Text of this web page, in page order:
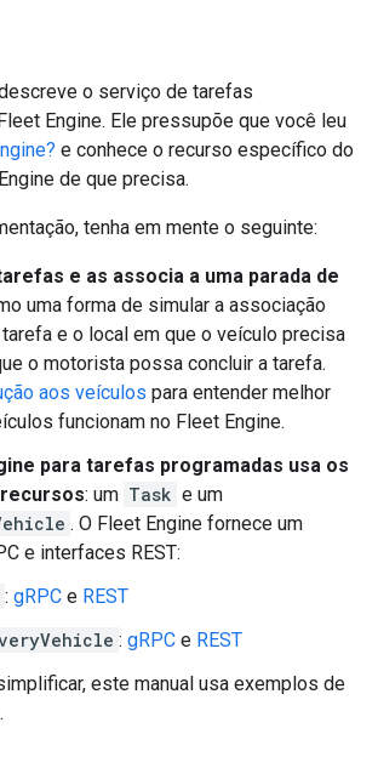
o serviço de tarefas
Engine. Ele pressupõe que você leu
e conhece o recurso específico do
de que precisa.
tenha em mente o seguinte:
e as associa a uma parada de
uma forma de simular a associação
e o local em que o veículo precisa
o motorista possa concluir a tarefa.
aos veículos para entender melhor
funcionam no Fleet Engine.
para tarefas programadas usa os
: um Task e um
. O Fleet Engine fornece um
e interfaces REST:
: gRPC e REST
: gRPC e REST
este manual usa exemplos de